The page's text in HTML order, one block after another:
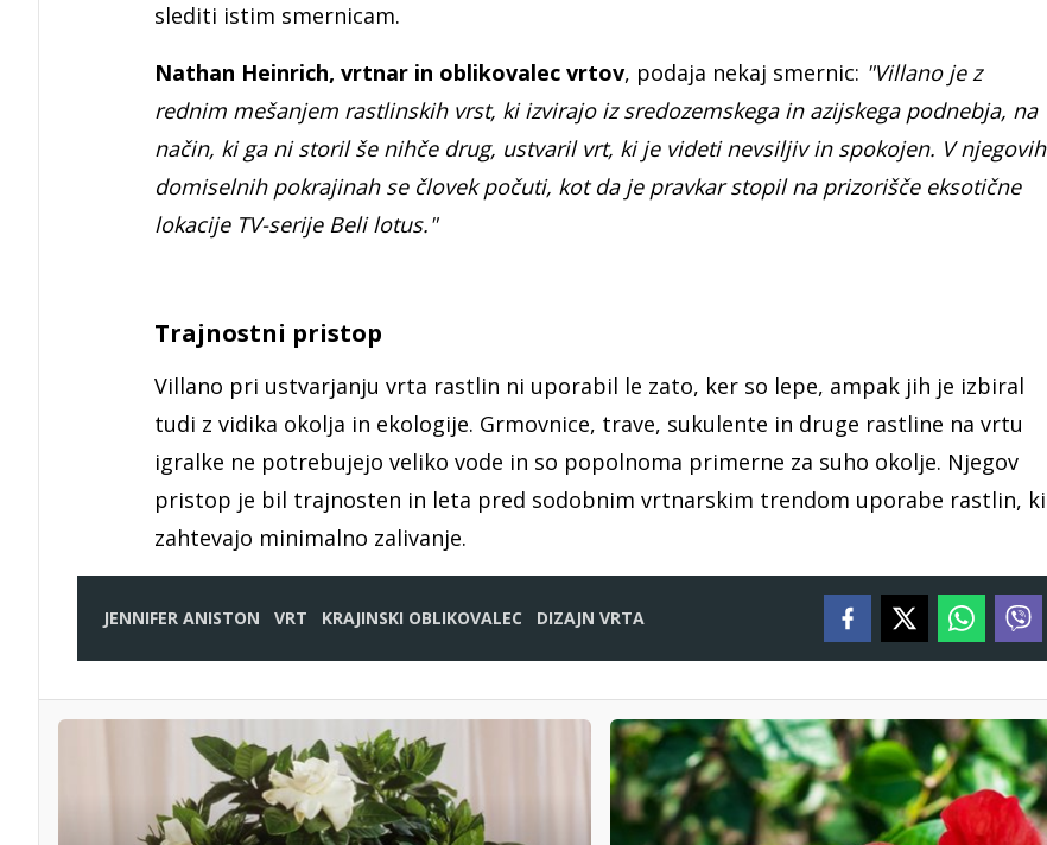
slediti istim smernicam.
Nathan Heinrich, vrtnar in oblikovalec vrtov, podaja nekaj smernic: "Villano je z
rednim mešanjem rastlinskih vrst, ki izvirajo iz sredozemskega in azijskega podnebja, na
način, ki ga ni storil še nihče drug, ustvaril vrt, ki je videti nevsiljiv in spokojen. V njegovih
domiselnih pokrajinah se človek počuti, kot da je pravkar stopil na prizorišče eksotične
lokacije TV-serije Beli lotus."
Trajnostni pristop
Villano pri ustvarjanju vrta rastlin ni uporabil le zato, ker so lepe, ampak jih je izbiral
tudi z vidika okolja in ekologije. Grmovnice, trave, sukulente in druge rastline na vrtu
igralke ne potrebujejo veliko vode in so popolnoma primerne za suho okolje. Njegov
pristop je bil trajnosten in leta pred sodobnim vrtnarskim trendom uporabe rastlin, ki
zahtevajo minimalno zalivanje.
JENNIFER ANISTON VRT KRAJINSKI OBLIKOVALEC DIZAJN VRTA